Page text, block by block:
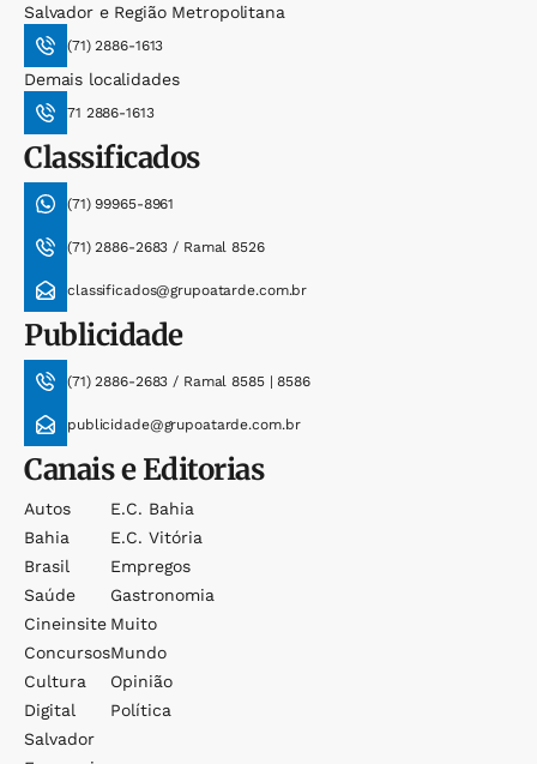
Salvador e Região Metropolitana
(71) 2886-1613
Demais localidades
71 2886-1613
Classificados
(71) 99965-8961
(71) 2886-2683 / Ramal 8526
classificados@grupoatarde.com.br
Publicidade
(71) 2886-2683 / Ramal 8585 | 8586
publicidade@grupoatarde.com.br
Canais e Editorias
Autos
Bahia
Brasil
Saúde
Cineinsite
Concursos
Cultura
Digital
Salvador
E.c. Bahia
E.c. Vitória
Empregos
Gastronomia
Muito
Mundo
Opinião
Política